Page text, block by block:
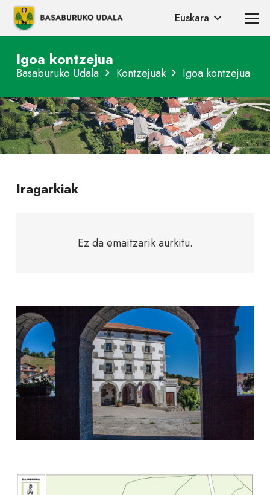
Euskara
Igoa kontzejua
Basaburuko Udala Kontzejuak Igoa kontzejua
Iragarkiak
Ez da emaitzarik aurkitu.